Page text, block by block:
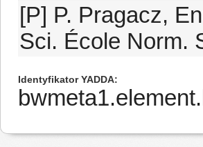
[P] P. Pragacz,
Sci. École Norm.
Identyfikator YADDA